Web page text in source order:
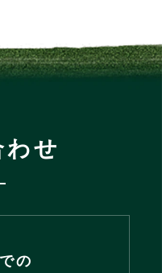
せ
の